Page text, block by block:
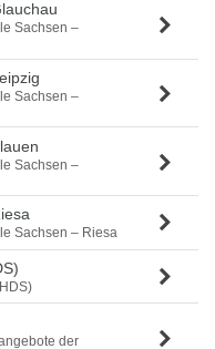
Sachsen –
Sachsen –
Sachsen –
Sachsen – Riesa
der